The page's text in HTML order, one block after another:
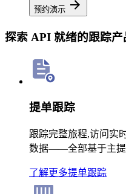
预约演示
探索 API 就绪的跟踪产
提单跟踪
跟踪完整旅程,访问实
数据——全部基于主提
了解更多提单跟踪